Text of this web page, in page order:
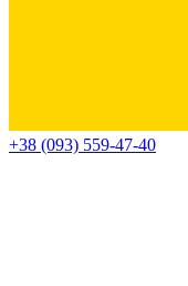
+38 (093) 559-47-40